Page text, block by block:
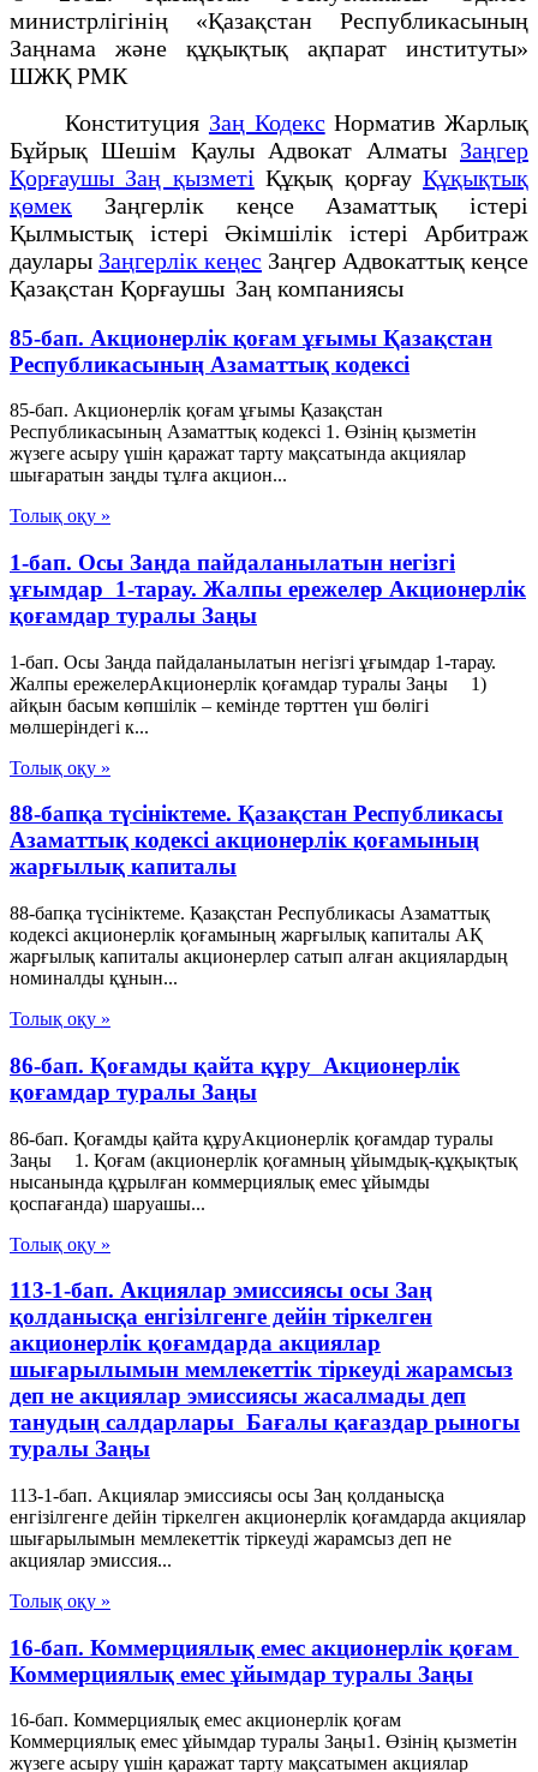
министрлігінің «Қазақстан Республикасының
Заңнама және құқықтық ақпарат институты»
ШЖҚ РМК
Конституция Заң Кодекс Норматив Жарлық
Бұйрық Шешім Қаулы Адвокат Алматы Заңгер
Қорғаушы Заң қызметі Құқық қорғауҚұқықтық
қөмек Заңгерлік кеңсе Азаматтық істері
Қылмыстық істері Әкімшілік істері Арбитраж
даулары Заңгерлік кеңес Заңгер Адвокаттық кеңсе
Қазақстан Қорғаушы Заң компаниясы
85-бап. Акционерлiк қоғам ұғымы Қазақстан
Республикасының Азаматтық кодексi
85-бап. Акционерлiк қоғам ұғымы Қазақстан
Республикасының Азаматтық кодексi 1. Өзiнiң қызметiн
жүзеге асыру үшiн қаражат тарту мақсатында акциялар
шығаратын заңды тұлға акцион...
Толық оқу »
1-бап. Осы Заңда пайдаланылатын негізгі
ұғымдар 1-тарау. Жалпы ережелер Акционерлік
қоғамдар туралы Заңы
1-бап. Осы Заңда пайдаланылатын негізгі ұғымдар 1-тарау.
Жалпы ережелерАкционерлік қоғамдар туралы Заңы 1)
айқын басым көпшілік – кемінде төрттен үш бөлігі
мөлшеріндегі к...
Толық оқу »
88-бапқа түсініктеме. Қазақстан Республикасы
Азаматтық кодексі акционерлік қоғамының
жарғылық капиталы
88-бапқа түсініктеме. Қазақстан Республикасы Азаматтық
кодексі акционерлік қоғамының жарғылық капиталы АҚ
жарғылық капиталы акционерлер сатып алған акциялардың
номиналды құнын...
Толық оқу »
86-бап. Қоғамды қайта құру Акционерлік
қоғамдар туралы Заңы
86-бап. Қоғамды қайта құруАкционерлік қоғамдар туралы
Заңы 1. Қоғам (акционерлiк қоғамның ұйымдық-құқықтық
нысанында құрылған коммерциялық емес ұйымды
қоспағанда) шаруашы...
Толық оқу »
113-1-бап. Акциялар эмиссиясы осы Заң
қолданысқа енгiзiлгенге дейiн тiркелген
акционерлiк қоғамдарда акциялар
шығарылымын мемлекеттiк тiркеудi жарамсыз
деп не акциялар эмиссиясы жасалмады деп
танудың салдарлары Бағалы қағаздар рыногы
туралы Заңы
113-1-бап. Акциялар эмиссиясы осы Заң қолданысқа
енгiзiлгенге дейiн тiркелген акционерлiк қоғамдарда акциялар
шығарылымын мемлекеттiк тiркеудi жарамсыз деп не
акциялар эмиссия...
Толық оқу »
16-бап. Коммерциялық емес акционерлiк қоғам
Коммерциялық емес ұйымдар туралы Заңы
16-бап. Коммерциялық емес акционерлiк қоғам
Коммерциялық емес ұйымдар туралы Заңы1. Өзiнiң қызметiн
жүзеге асыру үшiн қаражат тарту мақсатымен акциялар